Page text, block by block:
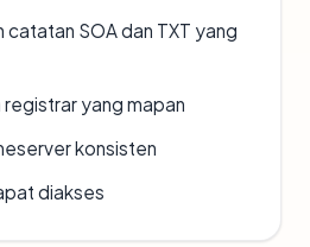
catatan SOA dan TXT yang
yang mapan
konsisten
diakses